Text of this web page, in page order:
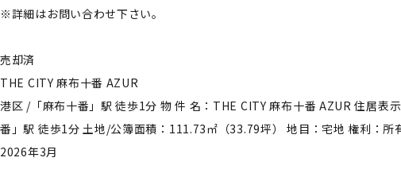
※詳細はお問い合わせ下さい。
売却済
THE CITY 麻布十番 AZUR
港区 /「麻布十番」駅 徒歩1分 物 件 名：THE CITY 麻布十番 AZUR 住居
番」駅 徒歩1分 土地/公簿面積：111.73㎡（33.79坪） 地目：宅地 権利：
2026年3月